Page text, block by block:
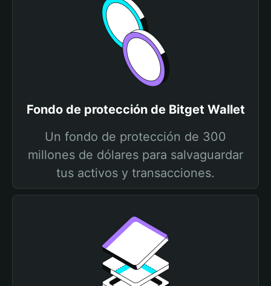
Fondo de protección de Bitget Wallet
Un fondo de protección de 300
millones de dólares para salvaguardar
tus activos y transacciones.